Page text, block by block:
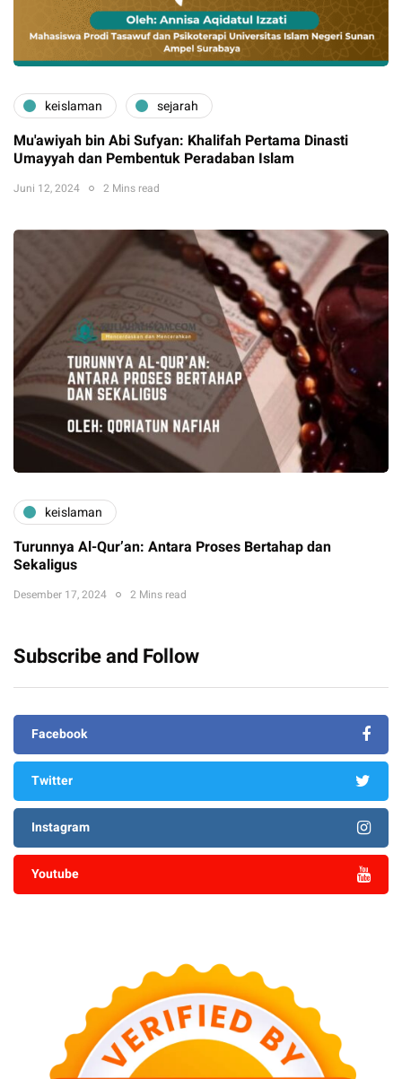
keislaman sejarah
Mu'awiyah bin Abi Sufyan: Khalifah Pertama Dinasti
Umayyah dan Pembentuk Peradaban Islam
Juni 12, 2024 2 Mins read
keislaman
Turunnya Al-Qur’an: Antara Proses Bertahap dan
Sekaligus
Desember 17, 2024 2 Mins read
Subscribe and Follow
Facebook
Twitter
Instagram
Youtube